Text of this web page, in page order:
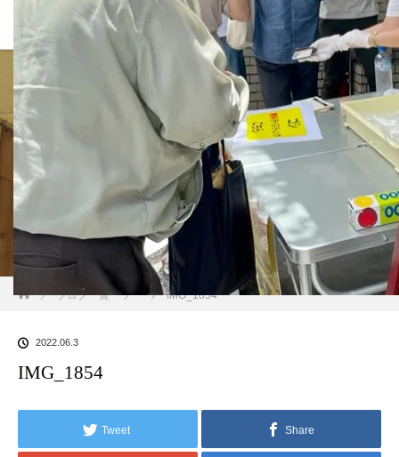
BLOG
ブログ一覧 IMG_1854
2022.06.3
IMG_1854
Tweet Share